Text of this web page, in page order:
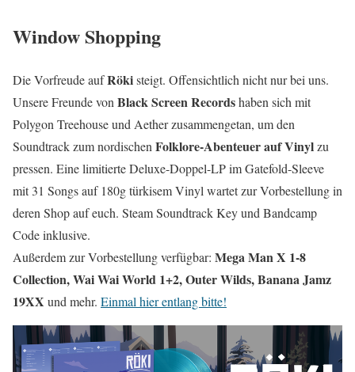
Window Shopping
Die Vorfreude aufRökisteigt. Offensichtlich nicht nur bei uns.
Unsere Freunde von Black Screen Recordshaben sich mit
Polygon Treehouse und Aether zusammengetan, um den
Soundtrack zum nordischen Folklore-Abenteuer auf Vinylzu
pressen. Eine limitierte Deluxe-Doppel-LP im Gatefold-Sleeve
mit 31 Songs auf 180g türkisem Vinyl wartet zur Vorbestellung in
deren Shop auf euch. Steam Soundtrack Key und Bandcamp
Code inklusive.
Außerdem zur Vorbestellung verfügbar: Mega Man X 1-8
Collection, Wai Wai World 1+2, Outer Wilds, Banana Jamz
19XX und mehr. Einmal hier entlang bitte!